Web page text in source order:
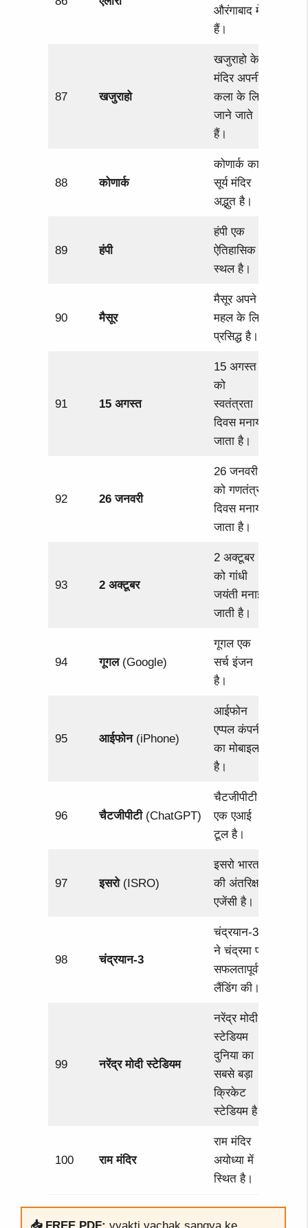
औरंगाबाद में
हैं।
87 खजुराहो
खजुराहो के
मंदिर अपनी
कला के लिए
जाने जाते
हैं।
88 कोणार्क
कोणार्क का
सूर्य मंदिर
अद्भुत है।
89 हंपी
हंपी एक
ऐतिहासिक
स्थल है।
90 मैसूर
मैसूर अपने
महल के लिए
प्रसिद्ध है।
91 15 अगस्त
15 अगस्त
को
स्वतंत्रता
दिवस मनाया
जाता है।
92 26 जनवरी
26 जनवरी
को गणतंत्र
दिवस मनाया
जाता है।
93 2 अक्टूबर
2 अक्टूबर
को गांधी
जयंती मनाई
जाती है।
94 गूगल(Google)
गूगल एक
सर्च इंजन
है।
95 आईफोन(iPhone)
आईफोन
एप्पल कंपनी
का मोबाइल
है।
96 चैटजीपीटी(ChatGPT)
चैटजीपीटी
एक एआई
टूल है।
97 इसरो(ISRO)
इसरो भारत
की अंतरिक्ष
एजेंसी है।
98 चंद्रयान-3
चंद्रयान-3
ने चंद्रमा पर
सफलतापूर्वक
लैंडिंग की।
99 नरेंद्र मोदी स्टेडियम
नरेंद्र मोदी
स्टेडियम
दुनिया का
सबसे बड़ा
क्रिकेट
स्टेडियम है।
100 राम मंदिर
राम मंदिर
अयोध्या में
स्थित है।